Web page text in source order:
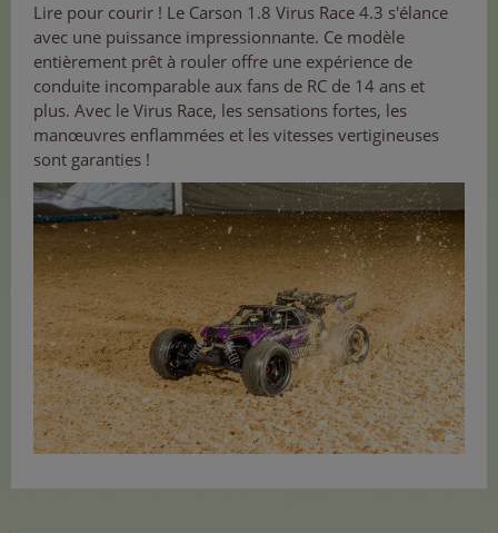
Lire pour courir ! Le Carson 1.8 Virus Race 4.3 s'élance
avec une puissance impressionnante. Ce modèle
entièrement prêt à rouler offre une expérience de
conduite incomparable aux fans de RC de 14 ans et
plus. Avec le Virus Race, les sensations fortes, les
manœuvres enflammées et les vitesses vertigineuses
sont garanties !